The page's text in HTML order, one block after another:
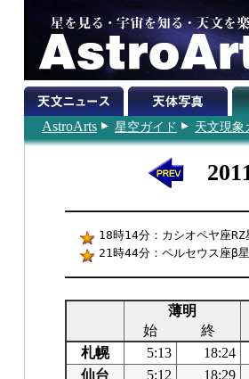
AstroArts 星空ガイド 天文現象
18時14分：カシオペヤ座RZ
21時44分：ペルセウス座β
薄明
始
終
札幌
5:13 18:24
仙台
5:12 18:29